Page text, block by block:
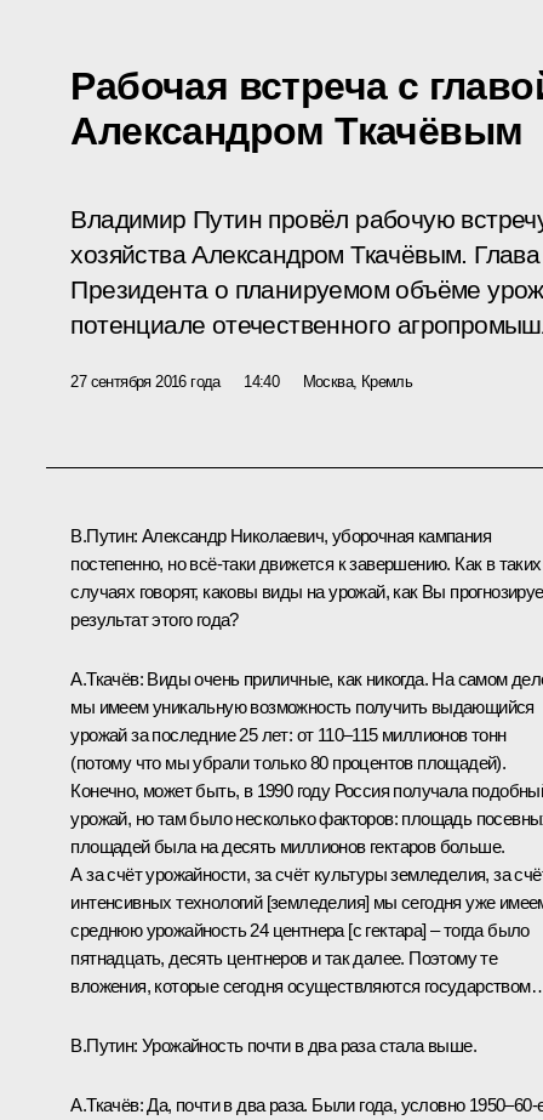
Рабочая встреча с
Александром Ткачёвым
Владимир Путин провёл рабочую
хозяйства Александром Ткачёвым.
Президента о планируемом объёме
потенциале отечественного
27 сентября 2016 года 14:40 Москва, Кремль
В.Путин: Александр Николаевич, уборочная кампания
постепенно, но всё‑таки движется к завершению. Как в таких
случаях говорят, каковы виды на урожай, как Вы
результат этого года?
А.Ткачёв: Виды очень приличные, как никогда. На самом
мы имеем уникальную возможность получить выдающийся
урожай за последние 25 лет: от 110–115 миллионов тонн
(потому что мы убрали только 80 процентов площадей).
Конечно, может быть, в 1990 году Россия получала
урожай, но там было несколько факторов: площадь
площадей была на десять миллионов гектаров больше.
А за счёт урожайности, за счёт культуры земледелия, за
интенсивных технологий [земледелия] мы сегодня уже
среднюю урожайность 24 центнера [с гектара] – тогда было
пятнадцать, десять центнеров и так далее. Поэтому те
вложения, которые сегодня осуществляются
В.Путин: Урожайность почти в два раза стала выше.
А.Ткачёв:Да, почти в два раза. Были года, условно 1950–60-